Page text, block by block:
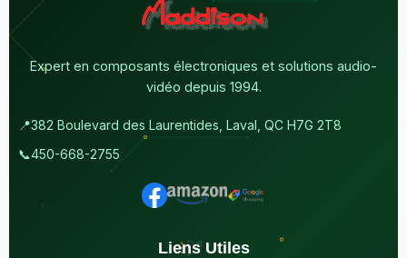
Expert en composants électroniques et solutions audio-
vidéo depuis 1994.
📍382 Boulevard des Laurentides, Laval, QC H7G 2T8
📞450-668-2755
Liens Utiles